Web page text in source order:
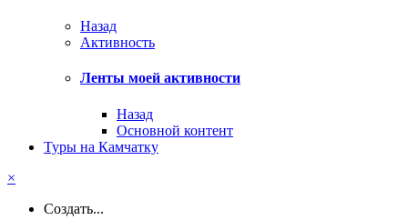
Назад
Активность
Ленты моей активности
Назад
Основной контент
Туры на Камчатку
×
Создать...